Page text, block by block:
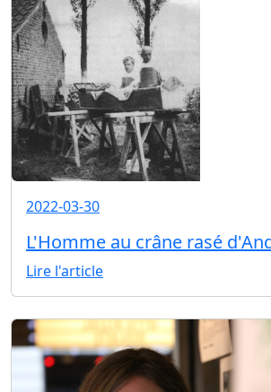
2022-03-30
L'Homme au crâne rasé
Lire l'article